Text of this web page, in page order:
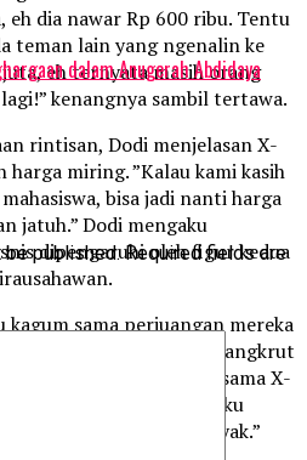
eh dia nawar Rp 600 ribu. Tentu
teman lain yang ngenalin ke
eh ternyata masih orang
kenangnya sambil tertawa.
rintisan, Dodi menjelasan X-
harga miring. ”Kalau kami kasih
bisa jadi nanti harga
jatuh.” Dodi mengaku
dipengaruhi oleh figur kedua
sama perjuangan mereka
setelah sempat bangkrut
Mereka suportif banget sama X-
PTsendiri. Tapi aku
butuh belajar lebih banyak.”
dalam Anugerah Abdidaya
be published. Required fields are